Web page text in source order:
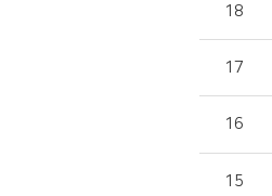
18
17
16
15